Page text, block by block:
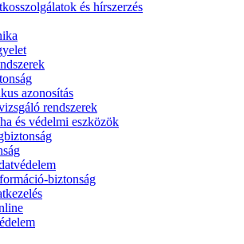
és hírszerzés
azonosítás
rendszerek
és védelmi eszközök
biztonság